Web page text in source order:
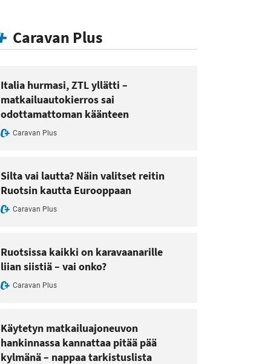
Caravan Plus
Italia hurmasi, ZTL yllätti –
matkailuautokierros sai
odottamattoman käänteen
Caravan Plus
Silta vai lautta? Näin valitset reitin
Ruotsin kautta Eurooppaan
Caravan Plus
Ruotsissa kaikki on karavaanarille
liian siistiä – vai onko?
Caravan Plus
Käytetyn matkailuajoneuvon
hankinnassa kannattaa pitää pää
kylmänä – nappaa tarkistuslista